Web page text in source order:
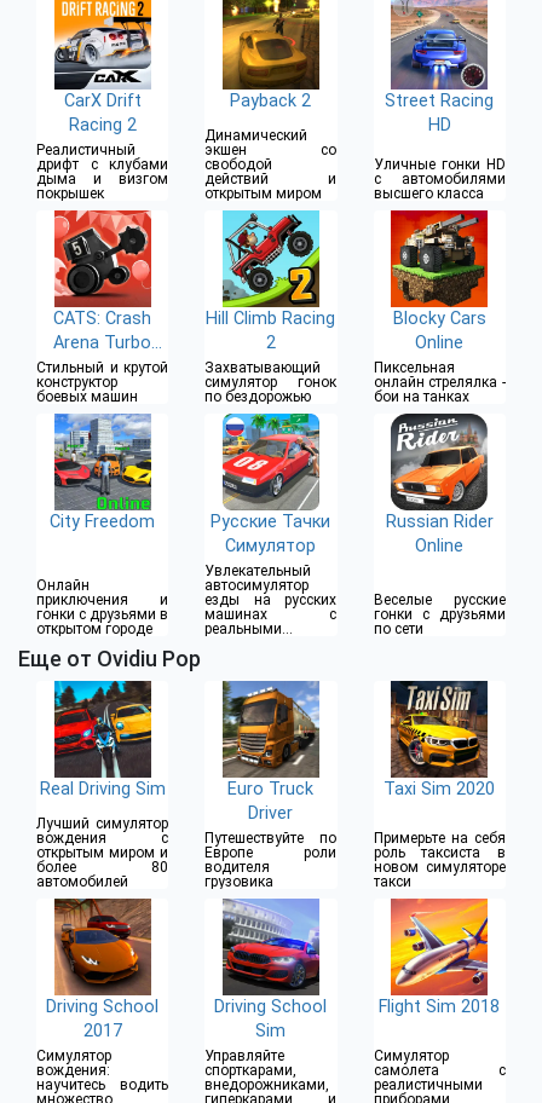
CarX Drift
Racing 2
Реалистичный
дрифт с клубами
дыма и визгом
покрышек
Payback 2
Динамический
экшен со
свободой
действий и
открытым миром
Street Racing
HD
Уличные гонки HD
с автомобилями
высшего класса
CATS: Crash
Arena Turbo
Stars
Стильный и крутой
конструктор
боевых машин
Hill Climb Racing
2
Захватывающий
симулятор гонок
по бездорожью
Blocky Cars
Online
Пиксельная
онлайн стрелялка -
бои на танках
City Freedom
Онлайн
приключения и
гонки с друзьями в
открытом городе
Русские Тачки
Симулятор
Увлекательный
автосимулятор
езды на русских
машинах с
реальными
Russian Rider
Online
Веселые русские
гонки с друзьями
по сети
Еще от Ovidiu Pop
Real Driving Sim
Лучший симулятор
вождения с
открытым миром и
более 80
автомобилей
Euro Truck
Driver
Путешествуйте по
Европе роли
водителя
грузовика
Taxi Sim 2020
Примерьте на себя
роль таксиста в
новом симуляторе
такси
Driving School
2017
Симулятор
вождения:
научитесь водить
множество
Driving School
Sim
Управляйте
спорткарами,
внедорожниками,
гиперкарами и
Flight Sim 2018
Симулятор
самолета с
реалистичными
приборами